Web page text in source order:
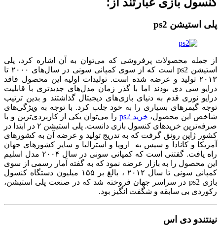
پلی استیشن ps2
از جمله محصولات پرفروشی که می‌توان به آن اشاره کرد، پلی
استیشن ps2 است که از سوی کمپانی سونی در سال‌های ۲۰۰۰ تا
۲۰۱۳ تولید و عرضه شده است. تولیدات اولیه این محصول فاقد
درایو سی دی بودند اما با گذر زمان مدل‌های جدیدتری با قابلیت
درایو نوری قدم به دنیای بازی‌های دیجیتال گذاشتند و بدین ترتیب
توجه گیمرهای بسیاری را به خود جلب کرد. با توجه به ویژگی‌های
شاخص این محصول، خرید ps2
را می‌توان یکی از کاربردی‌ترین و با
صرفه‌ترین خریدهای کنسول بازی دانست. پلی استیشن ۲ در ابتدا در
کشور ژاپن رونق گرفت که به تدریج تولید و عرضه آن به کشورهای
آمریکا و کانادا و سپس به اروپا و استرالیا و سایر کشورهای جهان
راه یافت. گفتنی است که کمپانی سونی در سال ۲۰۰۴ مدل اسلیم
این محصول را به بازار عرضه نمود که به گفته آمار رسمی از سوی
کمپانی سونی تا سال ۲۰۱۲ ، بالغ بر ۱۵۵ میلیون دستگاه کنسول
بازی ps2 در سراسر جهان فروخته شد که در صنعت پلی استیشن،
رکوردی بی سابقه و شگفت انگیز بود.
نینتندو دی اس